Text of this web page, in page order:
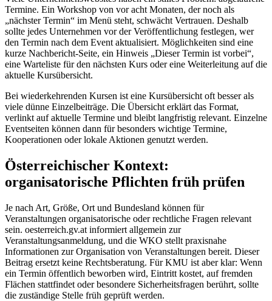
Termine. Ein Workshop von vor acht Monaten, der noch als
„nächster Termin“ im Menü steht, schwächt Vertrauen. Deshalb
sollte jedes Unternehmen vor der Veröffentlichung festlegen, wer
den Termin nach dem Event aktualisiert. Möglichkeiten sind eine
kurze Nachbericht-Seite, ein Hinweis „Dieser Termin ist vorbei“,
eine Warteliste für den nächsten Kurs oder eine Weiterleitung auf die
aktuelle Kursübersicht.
Bei wiederkehrenden Kursen ist eine Kursübersicht oft besser als
viele dünne Einzelbeiträge. Die Übersicht erklärt das Format,
verlinkt auf aktuelle Termine und bleibt langfristig relevant. Einzelne
Eventseiten können dann für besonders wichtige Termine,
Kooperationen oder lokale Aktionen genutzt werden.
Österreichischer Kontext:
organisatorische Pflichten früh prüfen
Je nach Art, Größe, Ort und Bundesland können für
Veranstaltungen organisatorische oder rechtliche Fragen relevant
sein. oesterreich.gv.at informiert allgemein zur
Veranstaltungsanmeldung, und die WKO stellt praxisnahe
Informationen zur Organisation von Veranstaltungen bereit. Dieser
Beitrag ersetzt keine Rechtsberatung. Für KMU ist aber klar: Wenn
ein Termin öffentlich beworben wird, Eintritt kostet, auf fremden
Flächen stattfindet oder besondere Sicherheitsfragen berührt, sollte
die zuständige Stelle früh geprüft werden.